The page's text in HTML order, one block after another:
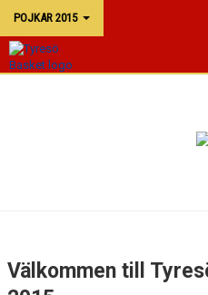
POJKAR 2015
Välkommen till